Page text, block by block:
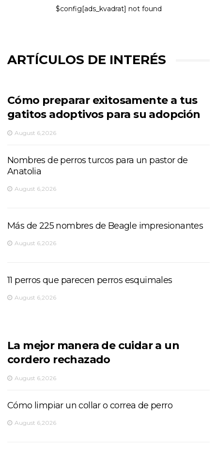
$config[ads_kvadrat] not found
ARTÍCULOS DE INTERÉS
Cómo preparar exitosamente a tus
gatitos adoptivos para su adopción
August 6,2026
Nombres de perros turcos para un pastor de
Anatolia
August 6,2026
Más de 225 nombres de Beagle impresionantes
August 6,2026
11 perros que parecen perros esquimales
August 6,2026
La mejor manera de cuidar a un
cordero rechazado
August 6,2026
Cómo limpiar un collar o correa de perro
August 6,2026